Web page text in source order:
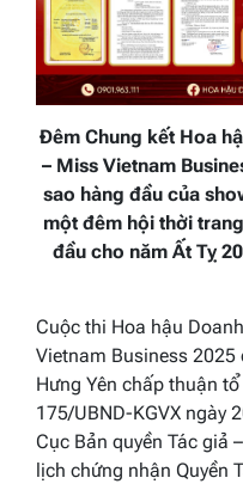
Đêm Chung kết Hoa
– Miss Vietnam
sao hàng đầu của
một đêm hội thời
đầu cho năm Ất Tỵ
Cuộc thi Hoa hậu
Vietnam Business 2025
Hưng Yên chấp thuận
175/UBND-KGVX ngày
Cục Bản quyền Tác giả
lịch chứng nhận Quyền